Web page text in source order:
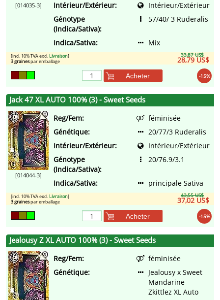
[014035-3]
Intérieur/Extérieur:
Intérieur/Extérieur
Génotype
(Indica/Sativa):
57/40/ 3 Ruderalis
Indica/Sativa: Mix
33,87 US$
28,79 US$
[incl. 10% TVA excl. Livraison]
3 grainespar emballage
-15%
Acheter
Jack 47 XL AUTO 100% (3) - Sweet Seeds
[014044-3]
Reg/Fem:
féminisée
Génétique:
20/77/3 Ruderalis
Intérieur/Extérieur:
Intérieur/Extérieur
Génotype
(Indica/Sativa):
20/76.9/3.1
Indica/Sativa: principale Sativa
43,55 US$
37,02 US$
[incl. 10% TVA excl. Livraison]
3 grainespar emballage
-15%
Acheter
Jealousy Z XL AUTO 100% (3) - Sweet Seeds
Reg/Fem:
féminisée
Génétique:
Jealousy x Sweet
Mandarine
Zkittlez XL Auto